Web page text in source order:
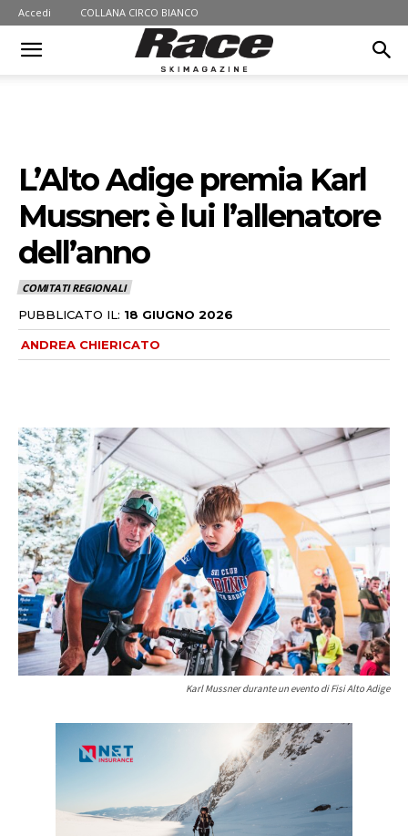
Accedi COLLANA CIRCO BIANCO
L’Alto Adige premia Karl
Mussner: è lui l’allenatore
dell’anno
COMITATI REGIONALI
PUBBLICATO IL: 18 GIUGNO 2026
ANDREA CHIERICATO
Karl Mussner durante un evento di Fisi Alto Adige